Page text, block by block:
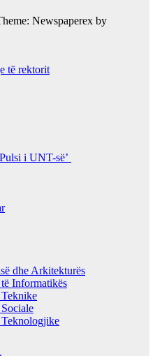
Newspaperex by
të rektorit
i UNT-së’
dhe Arkitekturës
Informatikës